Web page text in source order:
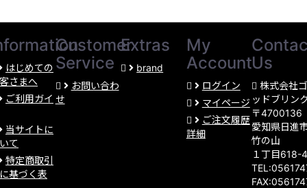
はじめての
さまへ
ご利用ガイ
当サイトに
て
特定商取引
基づく表
Customer
Service
お問い合わ
せ
Extras
brand
My
Account
ログイン
マイページ
ご注文履歴
詳細
Us
株式会社
ッドブリン
〒4700136
愛知県日進
竹の山
１丁目618-